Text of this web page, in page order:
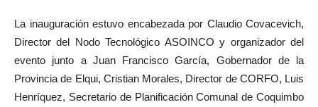
La inauguración estuvo encabezada por Claudio Covacevich,
Director del Nodo Tecnológico ASOINCO y organizador del
evento junto a Juan Francisco García, Gobernador de la
Provincia de Elqui, Cristian Morales, Director de CORFO, Luis
Henríquez, Secretario de Planificación Comunal de Coquimbo